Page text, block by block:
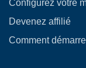
Configurez votre
Devenez affilié
Comment